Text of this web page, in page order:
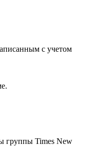
с учетом
группы Times New